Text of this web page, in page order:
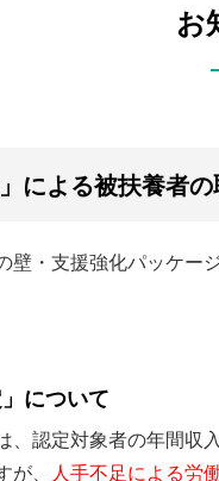
お
による被扶養者
壁・支援強化パッケ
について
認定対象者の年間
、 人手不足による労